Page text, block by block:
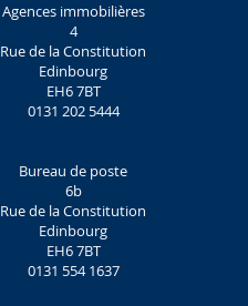
Agences immobilières
4
Rue de la Constitution
Edinbourg
EH6 7BT
0131 202 5444
Bureau de poste
6b
Rue de la Constitution
Edinbourg
EH6 7BT
0131 554 1637